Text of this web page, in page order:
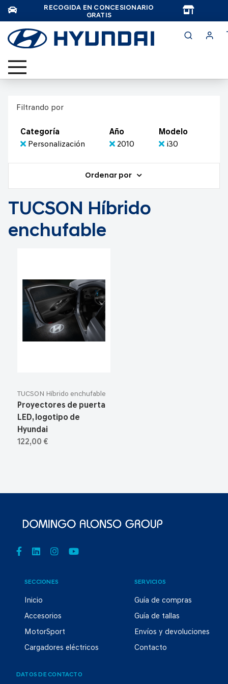
RECOGIDA EN CONCESIONARIO
GRATIS
Filtrando por
Categoría
Personalización
Año
2010
Modelo
i30
Ordenar por
TUCSON Híbrido
enchufable
TUCSON Híbrido enchufable
Proyectores de puerta
LED, logotipo de
Hyundai
122,00 €
SECCIONES
Inicio
Accesorios
MotorSport
Cargadores eléctricos
SERVICIOS
Guía de compras
Guía de tallas
Envíos y devoluciones
Contacto
DATOS DE CONTACTO